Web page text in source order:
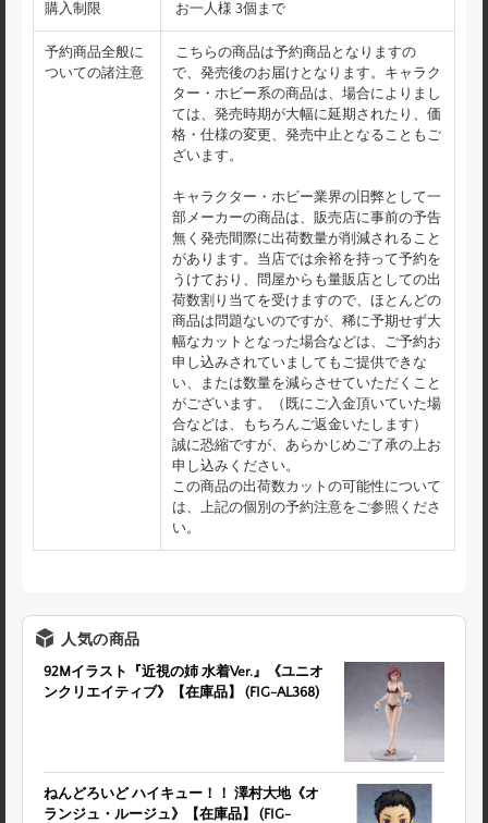
購入制限 お一人様 3個まで
予約商品全般に
ついての諸注意
こちらの商品は予約商品となりますの
で、発売後のお届けとなります。キャラク
ター・ホビー系の商品は、場合によりまし
ては、発売時期が大幅に延期されたり、価
格・仕様の変更、発売中止となることもご
ざいます。
キャラクター・ホビー業界の旧弊として一
部メーカーの商品は、販売店に事前の予告
無く発売間際に出荷数量が削減されること
があります。当店では余裕を持って予約を
うけており、問屋からも量販店としての出
荷数割り当てを受けますので、ほとんどの
商品は問題ないのですが、稀に予期せず大
幅なカットとなった場合などは、ご予約お
申し込みされていましてもご提供できな
い、または数量を減らさせていただくこと
がございます。（既にご入金頂いていた場
合などは、もちろんご返金いたします）
誠に恐縮ですが、あらかじめご了承の上お
申し込みください。
この商品の出荷数カットの可能性について
は、上記の個別の予約注意をご参照くださ
い。
人気の商品
92Mイラスト『近視の姉 水着Ver.』《ユニオ
ンクリエイティブ》【在庫品】 (FIG-AL368)
ねんどろいど ハイキュー！！ 澤村大地《オ
ランジュ・ルージュ》【在庫品】 (FIG-